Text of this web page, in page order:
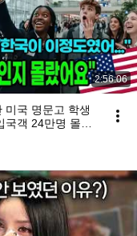
2:56:06
미국 명문고 학생
객 24만명 몰려